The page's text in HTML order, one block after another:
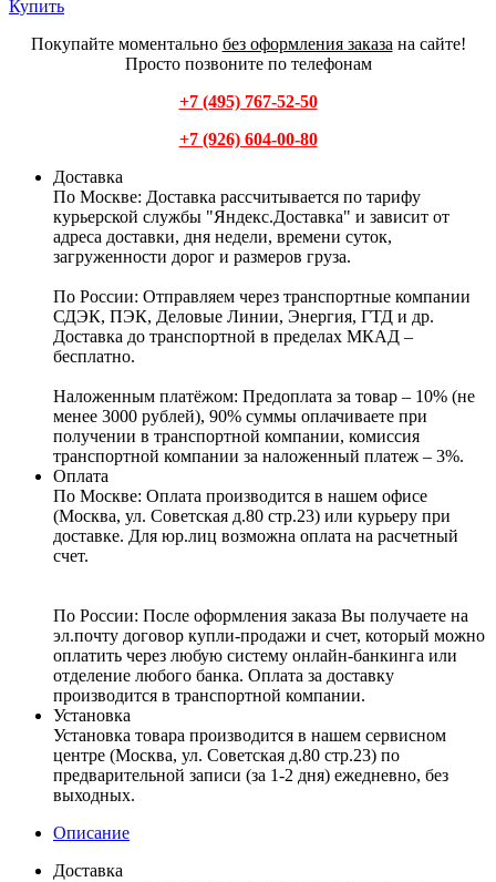
Купить
Покупайте моментально без оформления заказа на сайте!
Просто позвоните по телефонам
+7 (495) 767-52-50
+7 (926) 604-00-80
Доставка
По Москве: Доставка рассчитывается по тарифу
курьерской службы "Яндекс.Доставка" и зависит от
адреса доставки, дня недели, времени суток,
загруженности дорог и размеров груза.
По России: Отправляем через транспортные компании
СДЭК, ПЭК, Деловые Линии, Энергия, ГТД и др.
Доставка до транспортной в пределах МКАД –
бесплатно.
Наложенным платёжом: Предоплата за товар – 10% (не
менее 3000 рублей), 90% суммы оплачиваете при
получении в транспортной компании, комиссия
транспортной компании за наложенный платеж – 3%.
Оплата
По Москве: Оплата производится в нашем офисе
(Москва, ул. Советская д.80 стр.23) или курьеру при
доставке. Для юр.лиц возможна оплата на расчетный
счет.
По России: После оформления заказа Вы получаете на
эл.почту договор купли-продажи и счет, который можно
оплатить через любую систему онлайн-банкинга или
отделение любого банка. Оплата за доставку
производится в транспортной компании.
Установка
Установка товара производится в нашем сервисном
центре (Москва, ул. Советская д.80 стр.23) по
предварительной записи (за 1-2 дня) ежедневно, без
выходных.
Описание
Доставка